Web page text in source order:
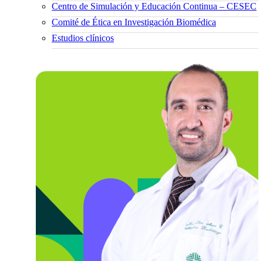
Centro de Simulación y Educación Continua – CESEC
Comité de Ética en Investigación Biomédica
Estudios clínicos